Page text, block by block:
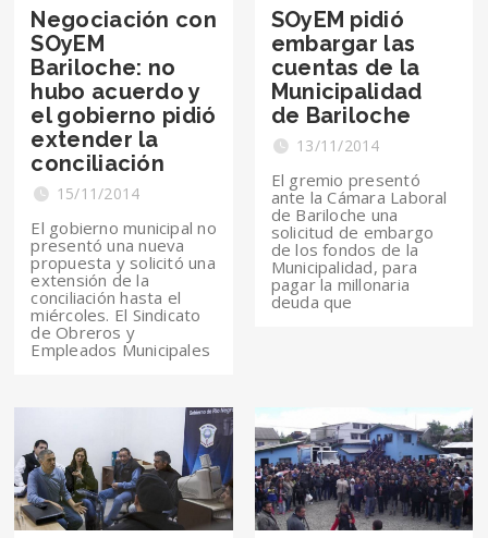
Negociación con
SOyEM
Bariloche: no
hubo acuerdo y
el gobierno pidió
extender la
conciliación
15/11/2014
El gobierno municipal no
presentó una nueva
propuesta y solicitó una
extensión de la
conciliación hasta el
miércoles. El Sindicato
de Obreros y
Empleados Municipales
SOyEM pidió
embargar las
cuentas de la
Municipalidad
de Bariloche
13/11/2014
El gremio presentó
ante la Cámara Laboral
de Bariloche una
solicitud de embargo
de los fondos de la
Municipalidad, para
pagar la millonaria
deuda que